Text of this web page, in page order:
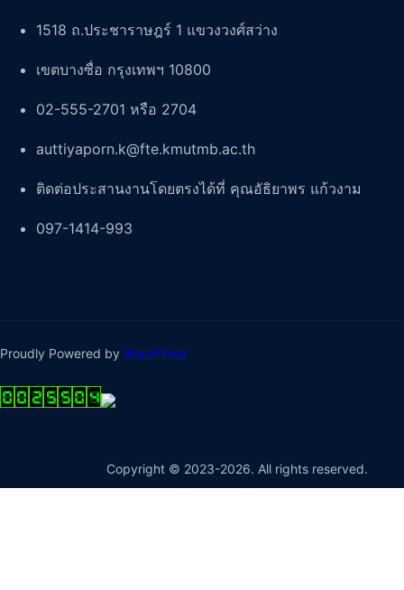
1518 ถ.ประชาราษฎร์ 1 แขวงวงศ์สว่าง
เขตบางซื่อ กรุงเทพฯ 10800
02-555-2701 หรือ 2704
auttiyaporn.k@fte.kmutmb.ac.th
ติดต่อประสานงานโดยตรงได้ที่ คุณอัธิยาพร แก้วงาม
097-1414-993
Proudly Powered by WordPress
Copyright © 2023-2026. All rights reserved.